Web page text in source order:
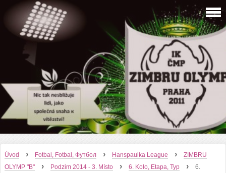
Úvod › Fotbal, Fotbal, Футбол › Hanspaulka League ›
ZIMBRU
OLYMP "B"
› Podzim 2014 - 3. Místo › 6. Kolo, Etapa, Тур ›
6.